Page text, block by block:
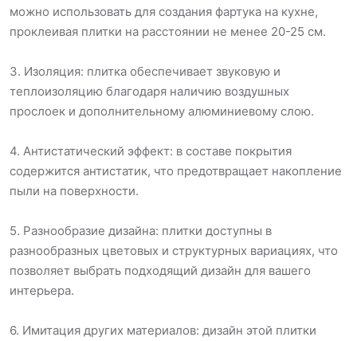
можно использовать для создания фартука на кухне,
проклеивая плитки на расстоянии не менее 20-25 см.
3. Изоляция: плитка обеспечивает звуковую и
теплоизоляцию благодаря наличию воздушных
прослоек и дополнительному алюминиевому слою.
4. Антистатический эффект: в составе покрытия
содержится антистатик, что предотвращает накопление
пыли на поверхности.
5. Разнообразие дизайна: плитки доступны в
разнообразных цветовых и структурных вариациях, что
позволяет выбрать подходящий дизайн для вашего
интерьера.
6. Имитация других материалов: дизайн этой плитки